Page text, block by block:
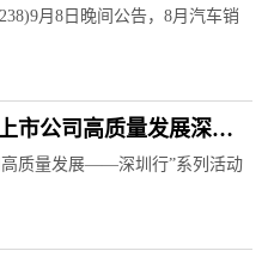
月8日晚间公告，8月汽车销
市公司高质量发展深圳
高质量发展——深圳行”系列活动